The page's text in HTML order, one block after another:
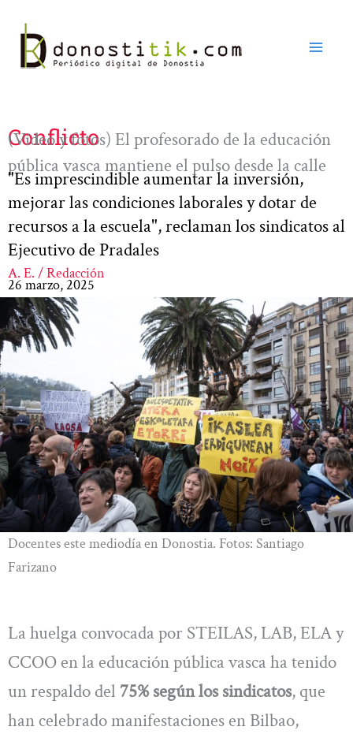
contenido
Conflicto
(Vídeo y fotos) El profesorado de la educación
pública vasca mantiene el pulso desde la calle
"Es imprescindible aumentar la inversión,
mejorar las condiciones laborales y dotar de
recursos a la escuela", reclaman los sindicatos al
Ejecutivo de Pradales
A. E. / Redacción
26 marzo, 2025
Docentes este mediodía en Donostia. Fotos: Santiago
Farizano
La huelga convocada por STEILAS, LAB, ELA y
CCOO en la educación pública vasca ha tenido
un respaldo del 75% según los sindicatos, que
han celebrado manifestaciones en Bilbao,